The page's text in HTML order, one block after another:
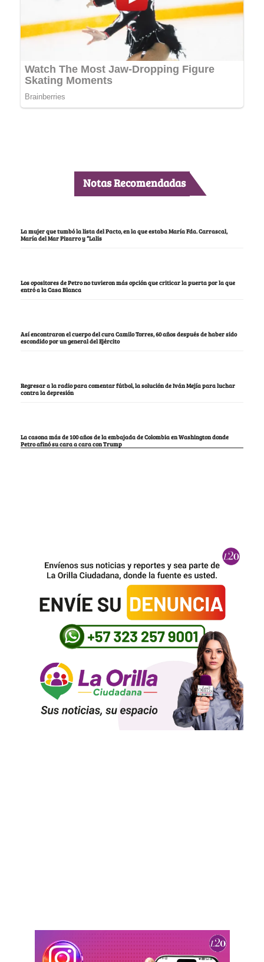
Notas Recomendadas
La mujer que tumbó la lista del Pacto, en la que estaba María Fda. Carrascal,
María del Mar Pizarro y “Lalis
Los opositores de Petro no tuvieron más opción que criticar la puerta por la que
entró a la Casa Blanca
Así encontraron el cuerpo del cura Camilo Torres, 60 años después de haber sido
escondido por un general del Ejército
Regresar a la radio para comentar fútbol, la solución de Iván Mejía para luchar
contra la depresión
La casona más de 100 años de la embajada de Colombia en Washington donde
Petro afinó su cara a cara con Trump